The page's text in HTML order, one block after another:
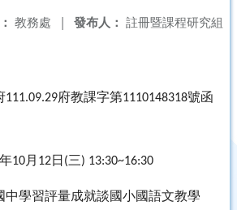
發布人： 註冊暨課程研究組
教務處 |
111.09.29府教課字第1110148318號函
年10月 12日 (三) 13:30~16:30
中學習評量成就談國小國語文教學